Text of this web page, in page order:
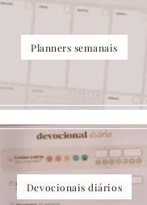
Planners semanais
Devocionais diários